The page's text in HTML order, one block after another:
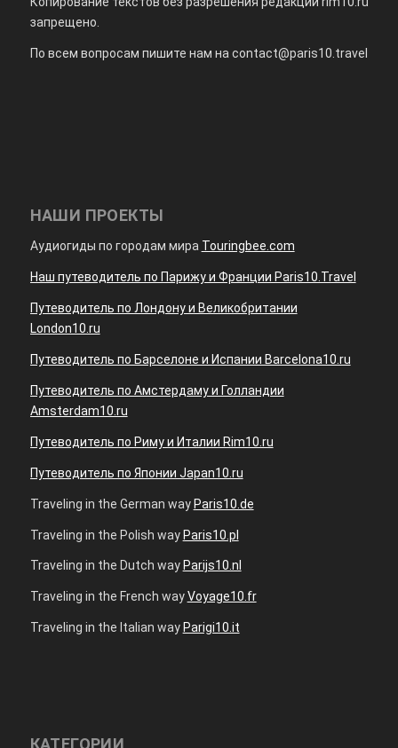
запрещено.
По всем вопросам пишите нам наcontact@paris10.travel
НАШИ ПРОЕКТЫ
Аудиогиды по городам мира Touringbee.com
Наш путеводитель по Парижу и Франции Paris10.Travel
Путеводитель по Лондону и Великобритании
London10.ru
Путеводитель по Барселоне и Испании Barcelona10.ru
Путеводитель по Амстердаму и Голландии
Amsterdam10.ru
Путеводитель по Риму и Италии Rim10.ru
Путеводитель по Японии Japan10.ru
Traveling in the German way Paris10.de
Traveling in the Polish wayParis10.pl
Traveling in the Dutch way Parijs10.nl
Traveling in the French wayVoyage10.fr
Traveling in the Italian way Parigi10.it